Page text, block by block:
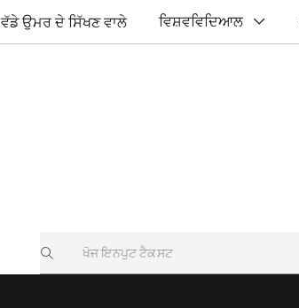
ਵੱਡੇ ਉਮਰ ਦੇ ਸਿੱਖਣ ਵਾਲੇ ਵਿਸ਼ਵਵਿਦਿਆਲ
Search